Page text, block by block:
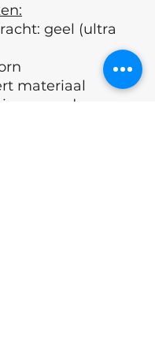
geel (ultra
materiaal
en zonder